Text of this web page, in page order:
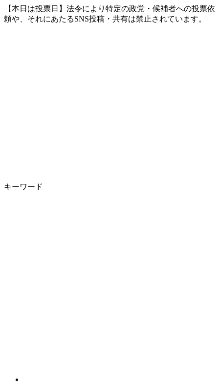
【本日は投票日】法令により特定の政党・候補者への投票依
頼や、それにあたるSNS投稿・共有は禁止されています。
キーワード